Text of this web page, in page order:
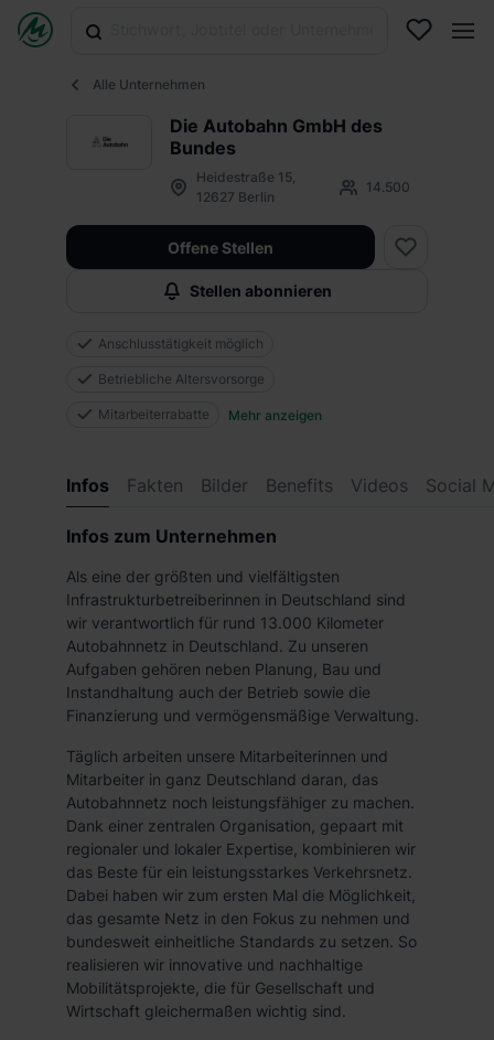
Alle Unternehmen
Die Autobahn GmbH des
Bundes
Heidestraße 15,
12627 Berlin
14.500
Offene Stellen
Stellen abonnieren
Anschlusstätigkeit möglich
Betriebliche Altersvorsorge
Mitarbeiterrabatte Mehr anzeigen
Infos Fakten Bilder Benefits Videos Social
Infos zum Unternehmen
Als eine der größten und vielfältigsten
Infrastrukturbetreiberinnen in Deutschland sind
wir verantwortlich für rund 13.000 Kilometer
Autobahnnetz in Deutschland. Zu unseren
Aufgaben gehören neben Planung, Bau und
Instandhaltung auch der Betrieb sowie die
Finanzierung und vermögensmäßige Verwaltung.
Täglich arbeiten unsere Mitarbeiterinnen und
Mitarbeiter in ganz Deutschland daran, das
Autobahnnetz noch leistungsfähiger zu machen.
Dank einer zentralen Organisation, gepaart mit
regionaler und lokaler Expertise, kombinieren wir
das Beste für ein leistungsstarkes Verkehrsnetz.
Dabei haben wir zum ersten Mal die Möglichkeit,
das gesamte Netz in den Fokus zu nehmen und
bundesweit einheitliche Standards zu setzen. So
realisieren wir innovative und nachhaltige
Mobilitätsprojekte, die für Gesellschaft und
Wirtschaft gleichermaßen wichtig sind.